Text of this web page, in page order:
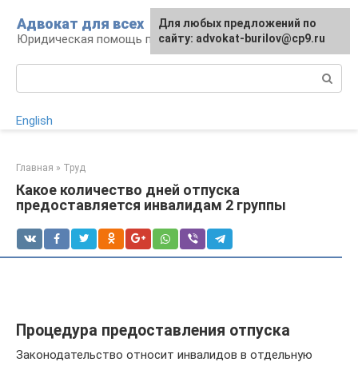
контенту
Адвокат для всех
Юридическая помощь по любому вопросу
English
Главная » Труд
Какое количество дней отпуска
предоставляется инвалидам 2 группы
Процедура предоставления отпуска
Законодательство относит инвалидов в отдельную
Для любых предложений по
сайту: advokat-burilov@cp9.ru